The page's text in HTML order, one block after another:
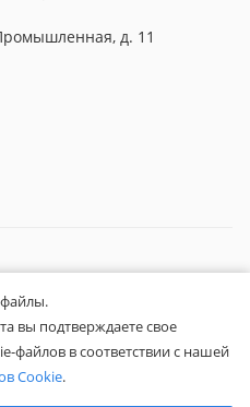
д. 11
представленная на сайте
информационный характер и не
офертой.
файлы.
вы подтверждаете свое
файлов в соответствии с нашей
Cookie.